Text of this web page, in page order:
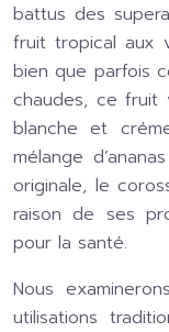
battus des
fruit tropical aux
bien que parfois
chaudes, ce fruit
blanche et
mélange
originale, le
raison de ses
pour la santé.
Nous
utilisations